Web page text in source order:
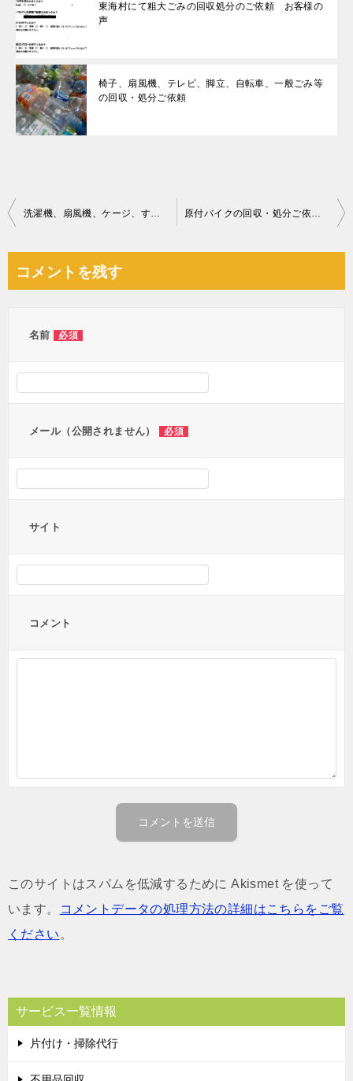
東海村にて粗大ごみの回収処分のご依頼 お客様の
声
椅子、扇風機、テレビ、脚立、自転車、一般ごみ等
の回収・処分ご依頼
投
ビ
ョ
洗濯機、扇風機、ケージ、すのこ、布団、デスク、ラック等の回収 原付バイクの回収・処分ご依頼 お客様の声
コメントを残す
名前 必須
メール（公開されません） 必須
サイト
コメント
このサイトはスパムを低減するために Akismet を使って
います。
コメントデータの処理方法の詳細はこちらをご覧
ください 。
サービス一覧情報
片付け・掃除代行